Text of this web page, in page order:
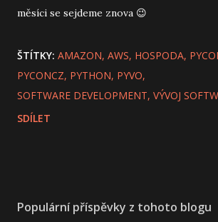
měsíci se sejdeme znova 😉
ŠTÍTKY: AMAZON AWS HOSPODA
PYCONCZ PYTHON PYVO
SOFTWARE DEVELOPMENT VÝVOJ
SDÍLET
Populární příspěvky z tohoto blogu